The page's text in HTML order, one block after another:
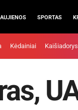
SPORTAS
Kėdainiai Kaišiadorys